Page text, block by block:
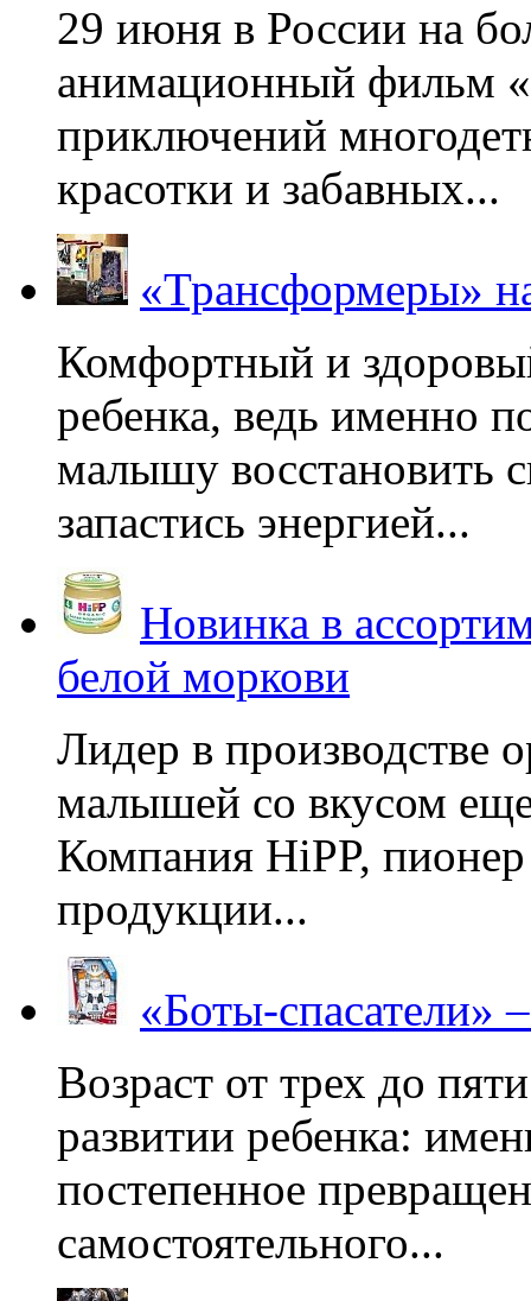
29 июня в России на
анимационный фильм
приключений
красотки и забавных...
«Трансформеры»
Комфортный и
ребенка, ведь именно
малышу восстановить
запастись энергией...
Новинка в
белой моркови
Лидер в производстве
малышей со вкусом
Компания HiPP, пионер
продукции...
«Боты-спасатели»
Возраст от трех до
развитии ребенка:
постепенное
самостоятельного...